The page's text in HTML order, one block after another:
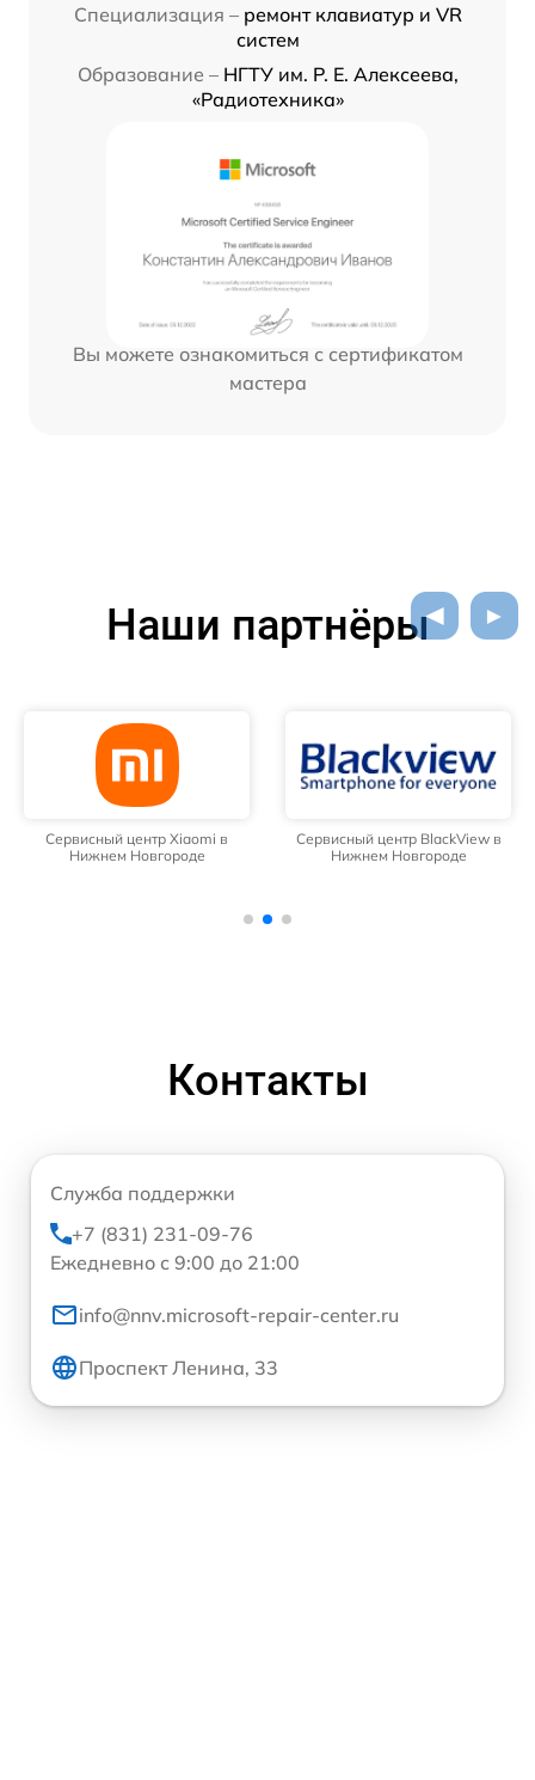
Специализация – ремонт клавиатур и VR
систем
Образование – НГТУ им. Р. Е. Алексеева,
«Радиотехника»
Вы можете ознакомиться с сертификатом
мастера
Наши партнёры
Сервисный центр Xiaomi в
Нижнем Новгороде
Сервисный центр BlackView в
Нижнем Новгороде
Контакты
Служба поддержки
+7 (831) 231-09-76
Ежедневно с 9:00 до 21:00
info@nnv.microsoft-repair-center.ru
Проспект Ленина, 33